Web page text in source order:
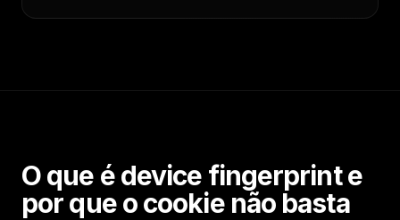
O que é device fingerprint e
por que o cookie não basta